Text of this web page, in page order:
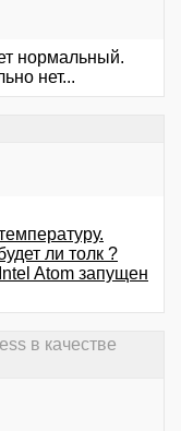
нормальный.
нет...
ли толк ?
Atom запущен
в качестве